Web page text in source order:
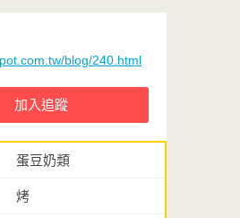
blog/240.html
蛋豆奶類
烤